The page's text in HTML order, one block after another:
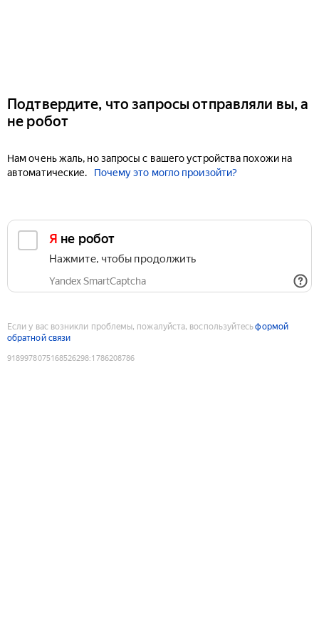
Подтвердите, что запросы отправляли вы, а
не робот
Нам очень жаль, но запросы с вашего устройства похожи на
автоматические.
Почему это могло произойти?
Я не робот
Нажмите, чтобы продолжить
Yandex SmartCaptcha
Если у вас возникли проблемы, пожалуйста, воспользуйтесьформой
обратной связи
9189978075168526298:1786208786